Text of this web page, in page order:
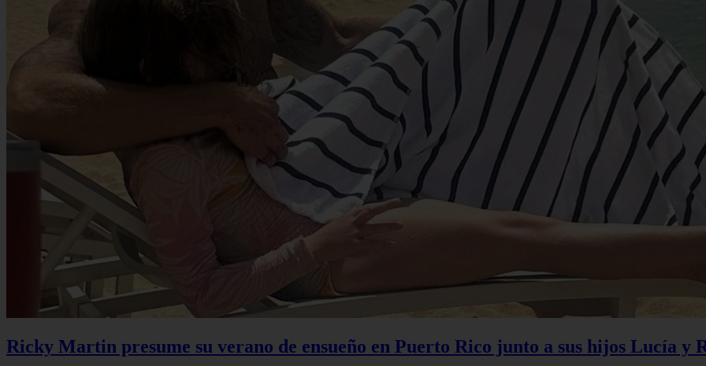
Ricky Martin presume su verano de ensueño en Puerto Rico junto a sus hijos Lucía y